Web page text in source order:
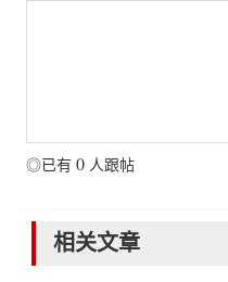
◎已有 0 人跟帖
相关文章